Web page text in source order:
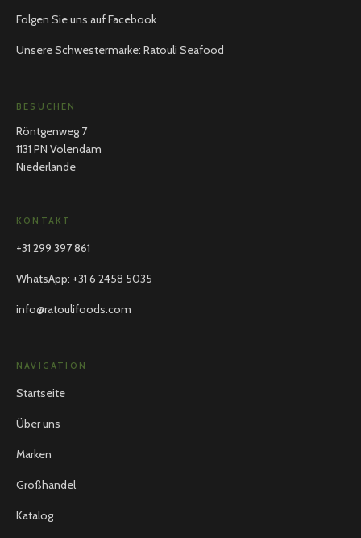
Folgen Sie uns auf Facebook
Unsere Schwestermarke: Ratouli Seafood
BESUCHEN
Röntgenweg 7
1131 PN Volendam
Niederlande
KONTAKT
+31 299 397 861
WhatsApp: +31 6 2458 5035
info@ratoulifoods.com
NAVIGATION
Startseite
Über uns
Marken
Großhandel
Katalog